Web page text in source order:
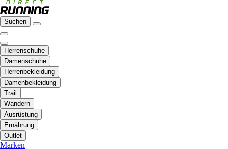
Suchen
Herrenschuhe
Damenschuhe
Herrenbekleidung
Damenbekleidung
Trail
Wandern
Ausrüstung
Ernährung
Outlet
Marken